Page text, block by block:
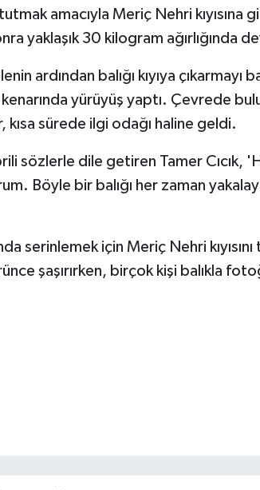
amacıyla Meriç Nehri kıyısına
yaklaşık 30 kilogram ağırlığında
ardından balığı kıyıya çıkarmayı
kenarında yürüyüş yaptı. Çevrede
kısa sürede ilgi odağı haline geldi.
sözlerle dile getiren Tamer
Böyle bir balığı her zaman
serinlemek için Meriç Nehri
şaşırırken, birçok kişi balıkla